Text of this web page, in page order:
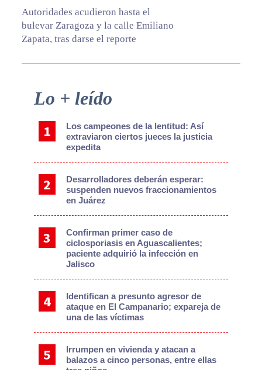
Autoridades acudieron hasta el
bulevar Zaragoza y la calle Emiliano
Zapata, tras darse el reporte
Primary
Lo + leído
Los campeones de la lentitud: Así
extraviaron ciertos jueces la justicia
expedita
Desarrolladores deberán esperar:
suspenden nuevos fraccionamientos
en Juárez
Confirman primer caso de
ciclosporiasis en Aguascalientes;
paciente adquirió la infección en
Jalisco
Identifican a presunto agresor de
ataque en El Campanario; expareja de
una de las víctimas
Irrumpen en vivienda y atacan a
balazos a cinco personas, entre ellas